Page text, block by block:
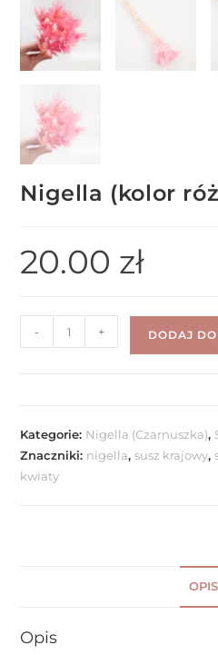
Nigella (kolor
20.00 zł
- + DODAJ
Kategorie: Nigella (Czarnuszka),
Znaczniki: nigella,susz krajowy,
kwiaty
OPIS
Opis